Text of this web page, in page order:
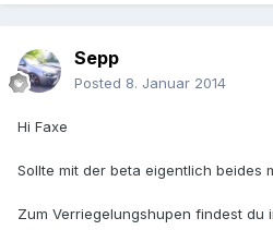
Sepp
Posted 8. Januar 2014
Hi Faxe
Sollte mit der beta eigentlich beides
Zum Verriegelungshupen findest du